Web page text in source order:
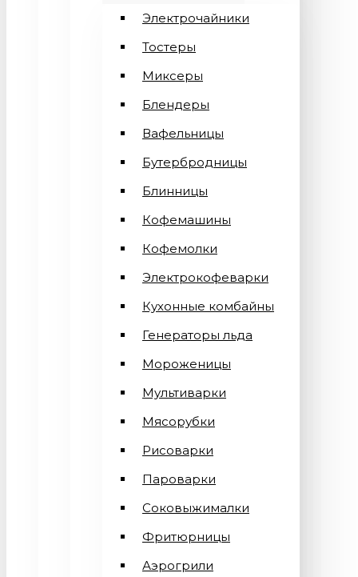
Электрочайники
Тостеры
Миксеры
Блендеры
Вафельницы
Бутербродницы
Блинницы
Кофемашины
Кофемолки
Электрокофеварки
Кухонные комбайны
Генераторы льда
Мороженицы
Мультиварки
Мясорубки
Рисоварки
Пароварки
Соковыжималки
Фритюрницы
Аэрогрили